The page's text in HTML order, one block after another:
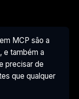
MCP são a
e também a
precisar de
que qualquer